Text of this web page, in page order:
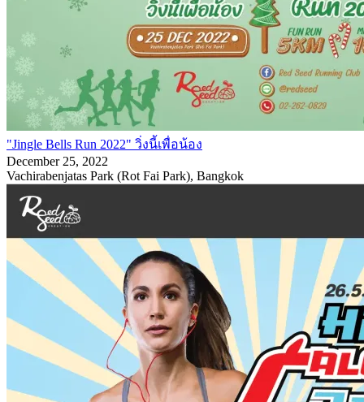
"Jingle Bells Run 2022" วิ่งนี้เพื่อน้อง
December 25, 2022
Vachirabenjatas Park (Rot Fai Park), Bangkok